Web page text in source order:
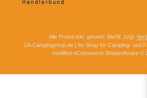
Alle Preise inkl. gesetzl. MwSt. zzgl.
1A-Campingshop.de | Ihr Shop für Camping- und
modified eCommerce Shopsoftware ©